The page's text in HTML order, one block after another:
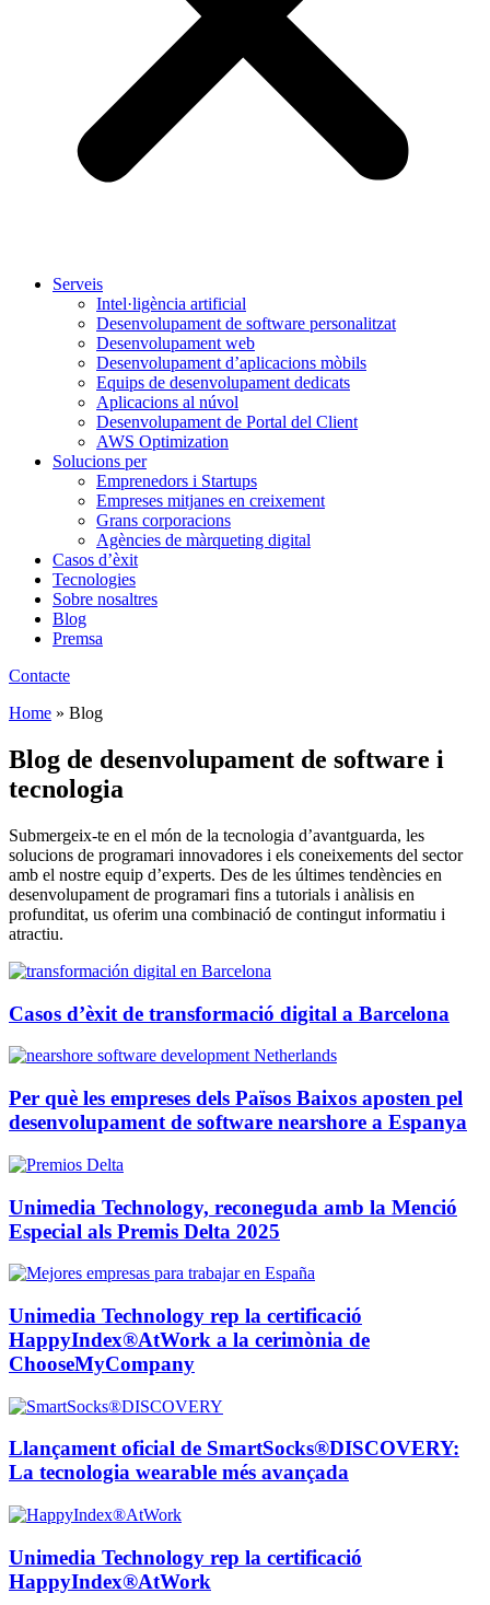
Serveis
Intel·ligència artificial
Desenvolupament de software personalitzat
Desenvolupament web
Desenvolupament d’aplicacions mòbils
Equips de desenvolupament dedicats
Aplicacions al núvol
Desenvolupament de Portal del Client
AWS Optimization
Solucions per
Emprenedors i Startups
Empreses mitjanes en creixement
Grans corporacions
Agències de màrqueting digital
Casos d’èxit
Tecnologies
Sobre nosaltres
Blog
Premsa
Contacte
Home » Blog
Blog de desenvolupament de software i
tecnologia
Submergeix-te en el món de la tecnologia d’avantguarda, les
solucions de programari innovadores i els coneixements del sector
amb el nostre equip d’experts. Des de les últimes tendències en
desenvolupament de programari fins a tutorials i anàlisis en
profunditat, us oferim una combinació de contingut informatiu i
atractiu.
Casos d’èxit de transformació digital a Barcelona
Per què les empreses dels Països Baixos aposten pel
desenvolupament de software nearshore a Espanya
Unimedia Technology, reconeguda amb la Menció
Especial als Premis Delta 2025
Unimedia Technology rep la certificació
HappyIndex®AtWork a la cerimònia de
ChooseMyCompany
Llançament oficial de SmartSocks®DISCOVERY:
La tecnologia wearable més avançada
Unimedia Technology rep la certificació
HappyIndex®AtWork